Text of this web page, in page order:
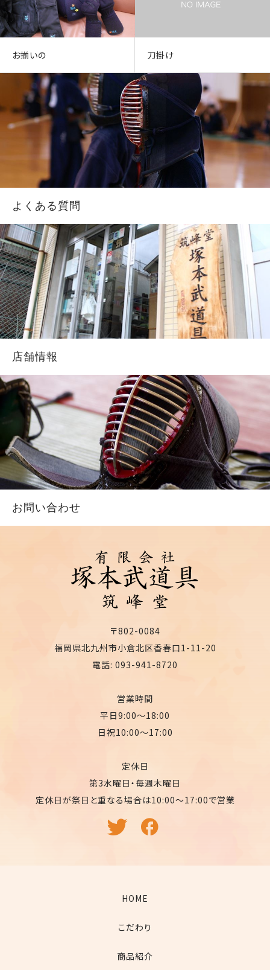
お揃いの 刀掛け
よくある質問
店舗情報
お問い合わせ
〒802-0084
福岡県北九州市小倉北区香春口1-11-20
電話: 093-941-8720
営業時間
平日9:00〜18:00
日祝10:00〜17:00
定休日
第3水曜日・毎週木曜日
定休日が祭日と重なる場合は10:00〜17:00で営業
HOME
こだわり
商品紹介